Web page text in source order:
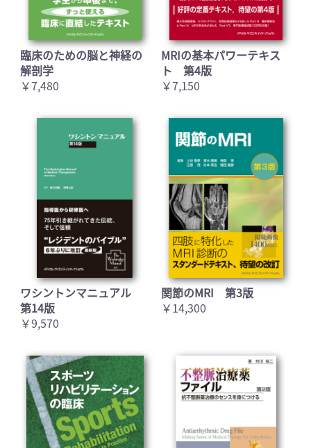
臨床のための脳と神経の
解剖学
￥7,480
MRIの基本パワーテキス
ト 第4版
￥7,150
ワシントンマニュアル
第14版
￥9,570
関節のMRI 第3版
￥14,300